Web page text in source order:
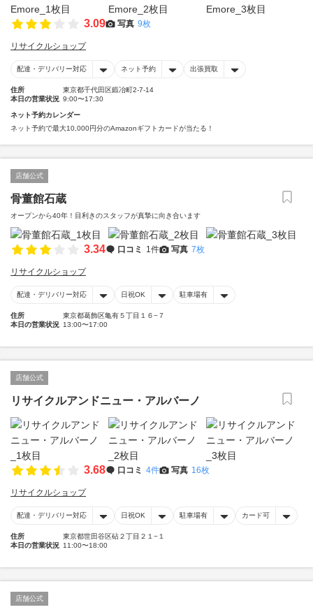
3.09 写真 9枚
リサイクルショップ
配達・デリバリー対応 ネット予約 出張買取
住所
東京都千代田区鍛冶町2-7-14
本日の営業状況 9:00〜17:30
ネット予約カレンダー
ネット予約で最大10,000円分のAmazonギフトカードが当たる！
店舗公式
骨董館石蔵
オープンから40年！目利きのスタッフが真摯に向き合います
3.34 口コミ 1件 写真 7枚
リサイクルショップ
配達・デリバリー対応 日祝OK 駐車場有
住所
東京都葛飾区亀有５丁目１６−７
本日の営業状況 13:00〜17:00
店舗公式
リサイクルアンドニュー・アルバーノ
3.68 口コミ 4件 写真 16枚
リサイクルショップ
配達・デリバリー対応 日祝OK 駐車場有 カード可
住所
東京都世田谷区砧２丁目２１−１
本日の営業状況 11:00〜18:00
店舗公式